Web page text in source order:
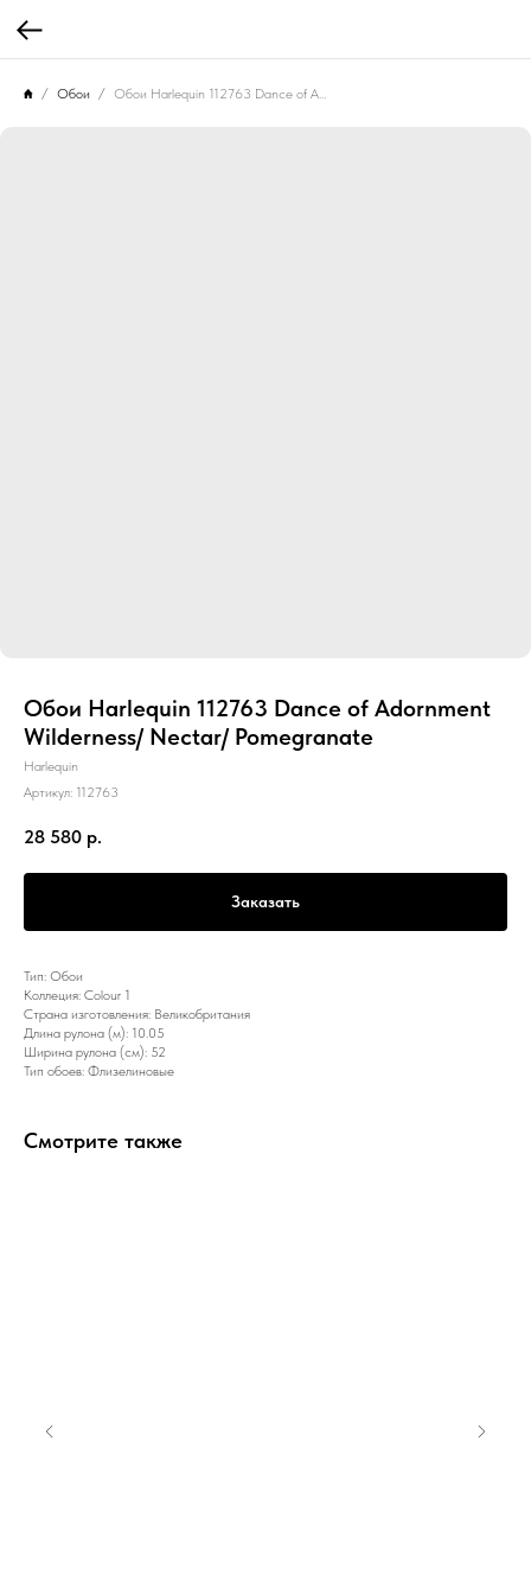
Обои
Обои Harlequin 112763 Dance of Adornment
Wilderness/ Nectar/ Pomegranate
Harlequin
Артикул: 112763
28 580 р.
Заказать
Тип: Обои
Коллеция: Colour 1
Страна изготовления: Великобритания
Длина рулона (м): 10.05
Ширина рулона (см): 52
Тип обоев: Флизелиновые
Смотрите также